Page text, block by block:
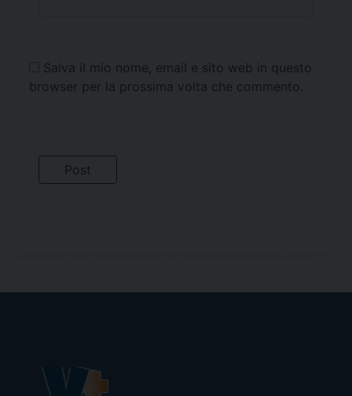
Salva il mio nome, email e sito web in questo
browser per la prossima volta che commento.